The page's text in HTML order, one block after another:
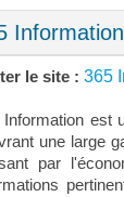
le site : 365
Information est
une large
par